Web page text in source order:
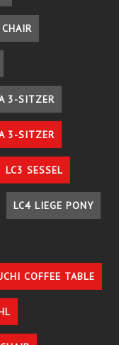
3-SITZER
3-SITZER
LC3 SESSEL
LC4 LIEGE PONY
COFFEE TABLE